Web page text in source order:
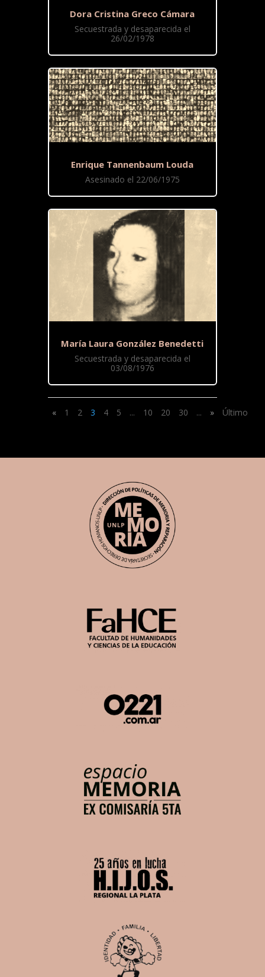
Dora Cristina Greco Cámara
Secuestrada y desaparecida el
26/02/1978
Enrique Tannenbaum Louda
Asesinado el 22/06/1975
María Laura González Benedetti
Secuestrada y desaparecida el
03/08/1976
« 1 2 3 4 5 ... 10 20 30 ... » Último